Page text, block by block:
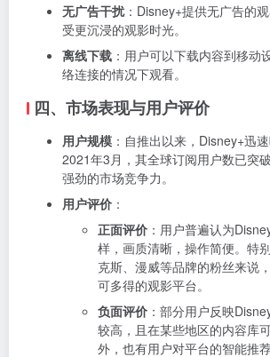
无广告干扰：Disney+提供无广告的
受更沉浸的观影时光。
离线下载 ：用户可以下载内容到移动
络连接的情况下观看。
四、市场表现与用户评价
用户规模 ：自推出以来，Disney+迅
2021年3月，其全球订阅用户数已突
强劲的市场竞争力。
用户评价 ：
正面评价 ：用户普遍认为
样，画质清晰，操作简便。特
克斯、漫威等品牌的粉丝来说
可多得的观影平台。
负面评价 ：部分用户反映
较高，且在某些地区的内容库
外，也有用户对平台的智能推